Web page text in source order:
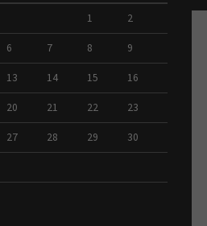
1 2
6 7 8 9
13 14 15 16
20 21 22 23
27 28 29 30